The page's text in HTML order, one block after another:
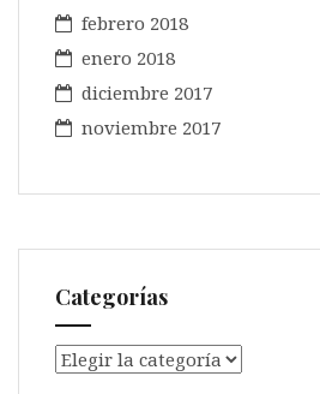
febrero 2018
enero 2018
diciembre 2017
noviembre 2017
Categorías
Categorías